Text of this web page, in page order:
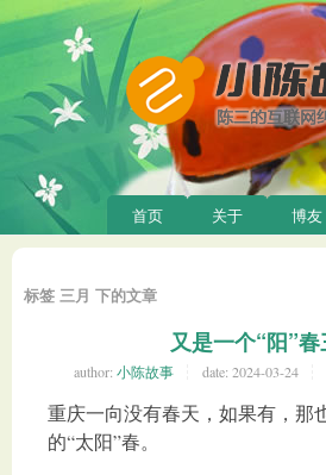
首页 关于 博友
标签 三月 下的文章
又是一个“阳”春
author: 小陈故事 date: 2024-03-24
重庆一向没有春天，如果有，那
的“太阳”春。